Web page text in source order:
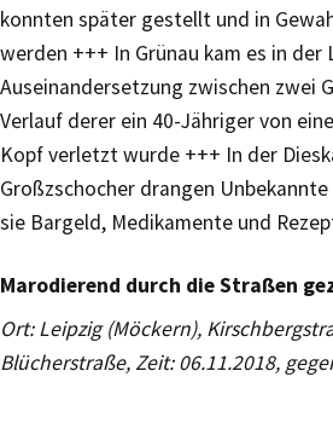
konnten später gestellt und in
werden +++ In Grünau kam es in
Auseinandersetzung zwischen zwei
Verlauf derer ein 40-Jähriger von
Kopf verletzt wurde +++ In der
Großzschocher drangen
sie Bargeld, Medikamente und
Marodierend durch die Straßen
Ort: Leipzig (Möckern),
Blücherstraße, Zeit: 06.11.2018,